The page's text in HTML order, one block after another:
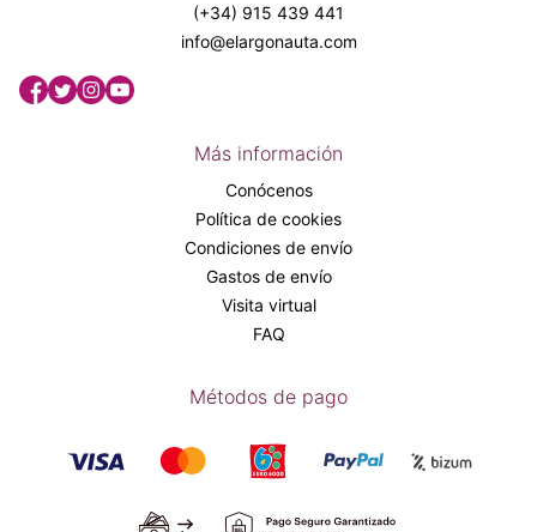
(+34) 915 439 441
info@elargonauta.com
Más información
Conócenos
Política de cookies
Condiciones de envío
Gastos de envío
Visita virtual
FAQ
Métodos de pago